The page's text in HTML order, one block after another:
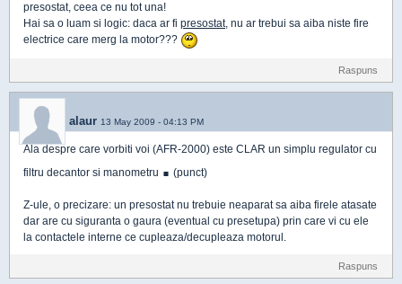
presostat, ceea ce nu tot una!
Hai sa o luam si logic: daca ar fi presostat, nu ar trebui sa aiba niste fire
electrice care merg la motor???
Raspuns
alaur 13 May 2009 - 04:13 PM
Ala despre care vorbiti voi (AFR-2000) este CLAR un simplu regulator cu
filtru decantor si manometru . (punct)
Z-ule, o precizare: un presostat nu trebuie neaparat sa aiba firele atasate
dar are cu siguranta o gaura (eventual cu presetupa) prin care vi cu ele
la contactele interne ce cupleaza/decupleaza motorul.
Raspuns